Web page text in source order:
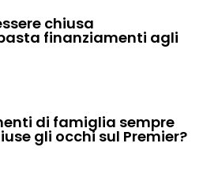
chiusa
finanziamenti agli
di famiglia sempre
gli occhi sul Premier?